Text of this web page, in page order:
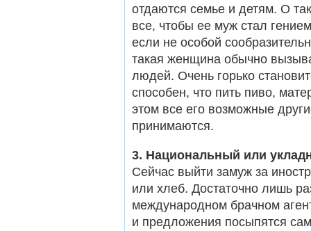
отдаются семье и детям. О
все, чтобы ее муж стал
если не особой
такая женщина обычно
людей. Очень горько
способен, что пить пиво,
этом все его возможные
принимаются.
3. Национальный или
Сейчас выйти замуж за
или хлеб. Достаточно лишь
международном брачном
и предложения посыпятся